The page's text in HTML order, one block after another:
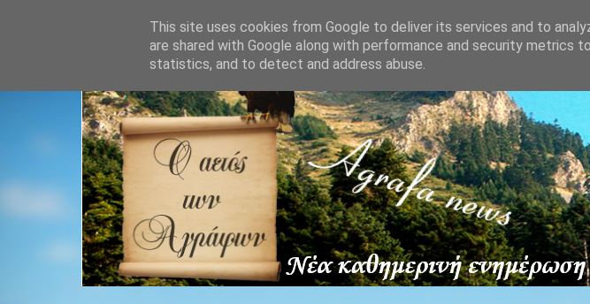
This site uses cookies from Google to deliver its services and to
are shared with Google along with performance and security metrics
statistics, and to detect and address abuse.